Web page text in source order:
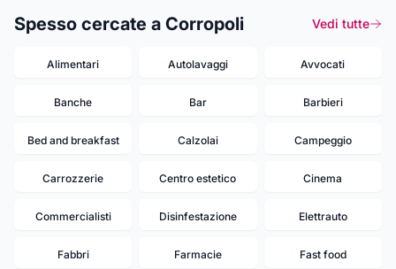
Spesso cercate a Corropoli Vedi tutte
Alimentari Autolavaggi Avvocati
Banche Bar Barbieri
Bed and breakfast Calzolai Campeggio
Carrozzerie Centro estetico Cinema
Commercialisti Disinfestazione Elettrauto
Fabbri Farmacie Fast food